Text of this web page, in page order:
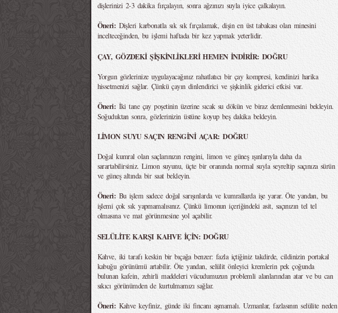
dişlerinizi 2-3 dakika fırçalayın, sonra ağzınızı suyla iyice çalkalayın.
Öneri: Dişleri karbonatla sık sık fırçalamak, dişin en üst tabakası olan minesini
incelteceğinden, bu işlemi haftada bir kez yapmak yeterlidir.
ÇAY, GÖZDEKİ ŞİŞKİNLİKLERİ HEMEN İNDİRİR: DOĞRU
Yorgun gözlerinize uygulayacağınız rahatlatıcı bir çay kompresi, kendinizi harika
hissetmenizi sağlar. Çünkü çayın dinlendirici ve şişkinlik giderici etkisi var.
Öneri: İki tane çay poşetinin üzerine sıcak su dökün ve biraz demlenmesini bekleyin.
Soğuduktan sonra, gözlerinizin üstüne koyup beş dakika bekleyin.
LİMON SUYU SAÇIN RENGİNİ AÇAR: DOĞRU
Doğal kumral olan saçlarınızın rengini, limon ve güneş ışınlarıyla daha da
sarartabilirsiniz. Limon suyunu, üçte bir oranında normal suyla seyreltip saçınıza sürün
ve güneş altında bir saat bekleyin.
Öneri: Bu işlem sadece doğal sarışınlarda ve kumrallarda işe yarar. Öte yandan, bu
işlemi çok sık yapmamalısınız. Çünkü limonun içeriğindeki asit, saçınızın tel tel
olmasına ve mat görünmesine yol açabilir.
SELÜLİTE KARŞI KAHVE İÇİN: DOĞRU
Kahve, iki tarafı keskin bir bıçağa benzer: fazla içtiğiniz takdirde, cildinizin portakal
kabuğu görünümü artabilir. Öte yandan, selülit önleyici kremlerin pek çoğunda
bulunan kafein, zehirli maddeleri vücudumuzun problemli alanlarından atar ve bu can
sıkıcı görünümden de kurtulmamızı sağlar.
Öneri: Kahve keyfiniz, günde iki fincanı aşmamalı. Uzmanlar, fazlasının selülite neden